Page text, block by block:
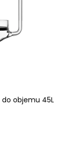
objemu 45L